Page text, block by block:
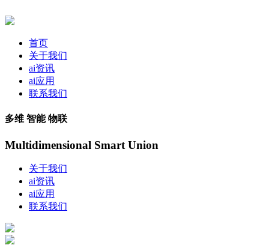
首页
关于我们
ai资讯
ai应用
联系我们
多维 智能 物联
Multidimensional Smart Union
关于我们
ai资讯
ai应用
联系我们